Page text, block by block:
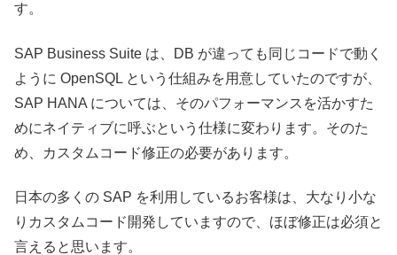
す。
SAP Business Suite は、DB が違っても同じコードで動く
ように OpenSQL という仕組みを用意していたのですが、
SAP HANA については、そのパフォーマンスを活かすた
めにネイティブに呼ぶという仕様に変わります。そのた
め、カスタムコード修正の必要があります。
日本の多くの SAP を利用しているお客様は、大なり小な
りカスタムコード開発していますので、ほぼ修正は必須と
言えると思います。